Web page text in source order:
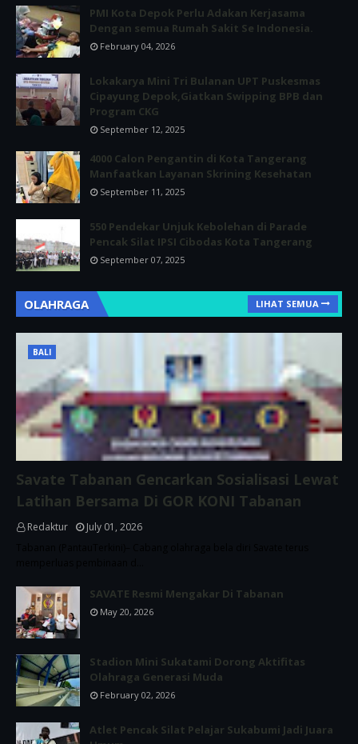
PMI Kota Depok Perlu Adakan Kerjasama
Dengan semua Rumah Sakit Se Indonesia.
February 04, 2026
Lokakarya Mini Tri Bulanan UPT Puskesmas
Cipayung Depok,Giatkan Swipping BPB dan
Program CKG
September 12, 2025
4000 Calon Pengantin di Kota Tangerang
Manfaatkan Layanan Skrining Kesehatan
September 11, 2025
550 Pendekar Unjuk Kebolehan di Parade
Pencak Silat IPSI Cibodas Kota Tangerang
September 07, 2025
OLAHRAGA LIHAT SEMUA
BALI
Savate Tabanan Gencarkan Sosialisasi Lewat
Latihan Bersama Di GOR KONI Tabanan
Redaktur
July 01, 2026
SAVATE Resmi Mengakar Di Tabanan
May 20, 2026
Stadion Mini Sukatami Dorong Aktifitas
Olahraga Generasi Muda
February 02, 2026
Atlet Pencak Silat Pelajar Sukabumi Jadi Juara